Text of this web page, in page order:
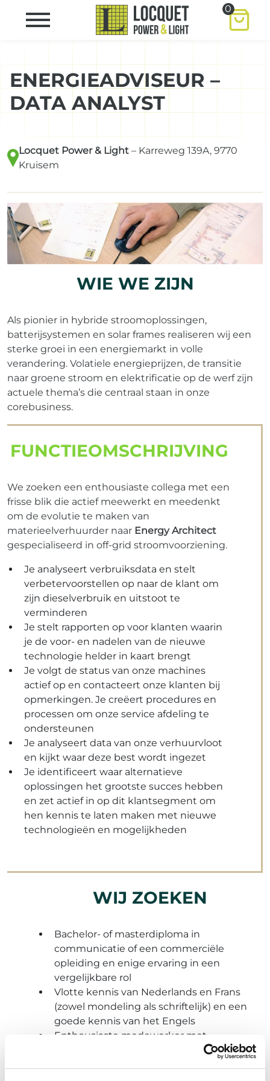
0
ENERGIEADVISEUR –
DATA ANALYST
Locquet Power & Light– Karreweg 139A, 9770
Kruisem
WIE WE ZIJN
Als pionier in hybride stroomoplossingen,
batterijsystemen en solar frames realiseren wij een
sterke groei in een energiemarkt in volle
verandering. Volatiele energieprijzen, de transitie
naar groene stroom en elektrificatie op de werf zijn
actuele thema’s die centraal staan in onze
corebusiness.
FUNCTIEOMSCHRIJVING
We zoeken een enthousiaste collega met een
frisse blik die actief meewerkt en meedenkt
om de evolutie te maken van
materieelverhuurder naar Energy Architect
gespecialiseerd in off-grid stroomvoorziening.
Je analyseert verbruiksdata en stelt
verbetervoorstellen op naar de klant om
zijn dieselverbruik en uitstoot te
verminderen
Je stelt rapporten op voor klanten waarin
je de voor- en nadelen van de nieuwe
technologie helder in kaart brengt
Je volgt de status van onze machines
actief op en contacteert onze klanten bij
opmerkingen. Je creëert procedures en
processen om onze service afdeling te
ondersteunen
Je analyseert data van onze verhuurvloot
en kijkt waar deze best wordt ingezet
Je identificeert waar alternatieve
oplossingen het grootste succes hebben
en zet actief in op dit klantsegment om
hen kennis te laten maken met nieuwe
technologieën en mogelijkheden
WIJ ZOEKEN
Bachelor- of masterdiploma in
communicatie of een commerciële
opleiding en enige ervaring in een
vergelijkbare rol
Vlotte kennis van Nederlands en Frans
(zowel mondeling als schriftelijk) en een
goede kennis van het Engels
Enthousiaste medewerker met
analytische en pragmatische geest